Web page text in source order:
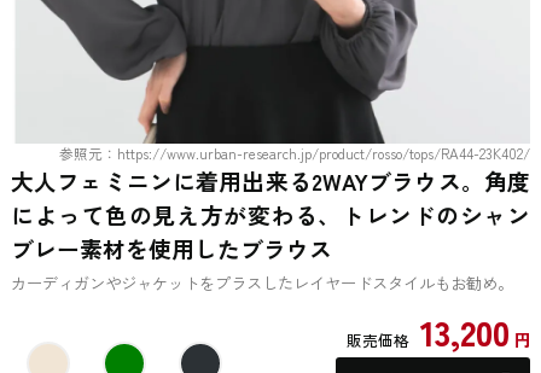
参照元：https://www.urban-research.jp/product/rosso/tops/RA44-23K402/
大人フェミニンに着用出来る2WAYブラウス。角度
によって色の見え方が変わる、トレンドのシャン
ブレー素材を使用したブラウス
カーディガンやジャケットをプラスしたレイヤードスタイルもお勧め。
販売価格 13,200 円